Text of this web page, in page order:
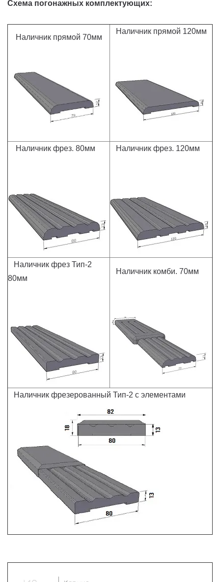
Схема погонажных комплектующих:
Наличник прямой 70мм
Наличник прямой 120мм
Наличник фрез. 80мм Наличник фрез. 120мм
Наличник фрез Тип-2
80мм
Наличник комби. 70мм
Наличник фрезерованный Тип-2 с элементами